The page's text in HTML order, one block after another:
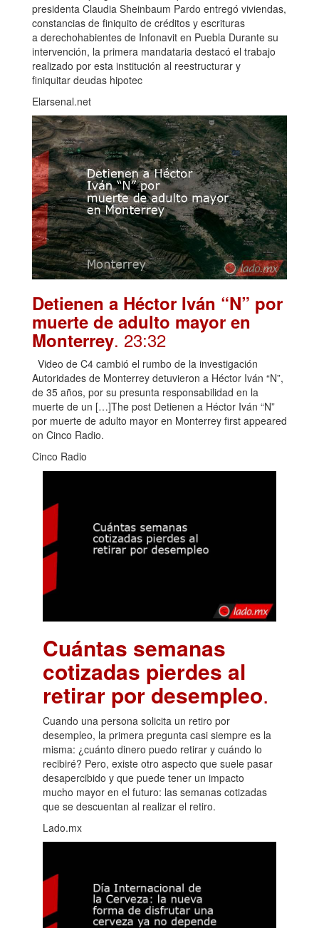
presidenta Claudia Sheinbaum Pardo entregó viviendas,
constancias de finiquito de créditos y escrituras
a derechohabientes de Infonavit en Puebla Durante su
intervención, la primera mandataria destacó el trabajo
realizado por esta institución al reestructurar y
finiquitar deudas hipotec
Elarsenal.net
Detienen a Héctor Iván “N” por
muerte de adulto mayor en
Monterrey. 23:32
Video de C4 cambió el rumbo de la investigación
Autoridades de Monterrey detuvieron a Héctor Iván “N”,
de 35 años, por su presunta responsabilidad en la
muerte de un […]The post Detienen a Héctor Iván “N”
por muerte de adulto mayor en Monterrey first appeared
on Cinco Radio.
Cinco Radio
Cuántas semanas
cotizadas pierdes al
retirar por desempleo.
Cuando una persona solicita un retiro por
desempleo, la primera pregunta casi siempre es la
misma: ¿cuánto dinero puedo retirar y cuándo lo
recibiré? Pero, existe otro aspecto que suele pasar
desapercibido y que puede tener un impacto
mucho mayor en el futuro: las semanas cotizadas
que se descuentan al realizar el retiro.
Lado.mx